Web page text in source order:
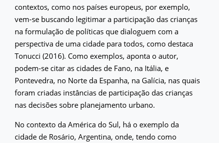
contextos, como nos países europeus, por exemplo,
vem-se buscando legitimar a participação das crianças
na formulação de políticas que dialoguem com a
perspectiva de uma cidade para todos, como destaca
Tonucci (2016). Como exemplos, aponta o autor,
podem-se citar as cidades de Fano, na Itália, e
Pontevedra, no Norte da Espanha, na Galícia, nas quais
foram criadas instâncias de participação das crianças
nas decisões sobre planejamento urbano.
No contexto da América do Sul, há o exemplo da
cidade de Rosário, Argentina, onde, tendo como